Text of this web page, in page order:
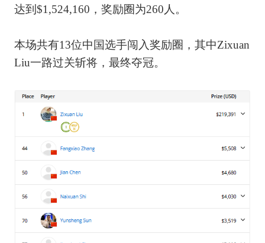
达到$1,524,160，奖励圈为260人。
本场共有13位中国选手闯入奖励圈，其中Zixuan
Liu一路过关斩将，最终夺冠。